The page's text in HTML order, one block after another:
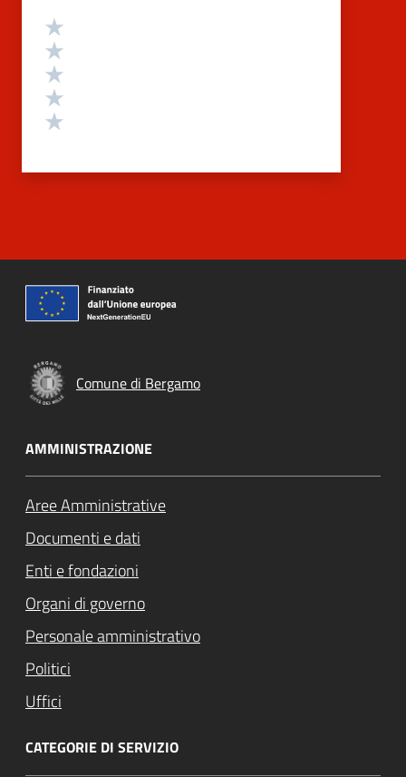
Valutazione
Comune di Bergamo
AMMINISTRAZIONE
Aree Amministrative
Documenti e dati
Enti e fondazioni
Organi di governo
Personale amministrativo
Politici
Uffici
CATEGORIE DI SERVIZIO